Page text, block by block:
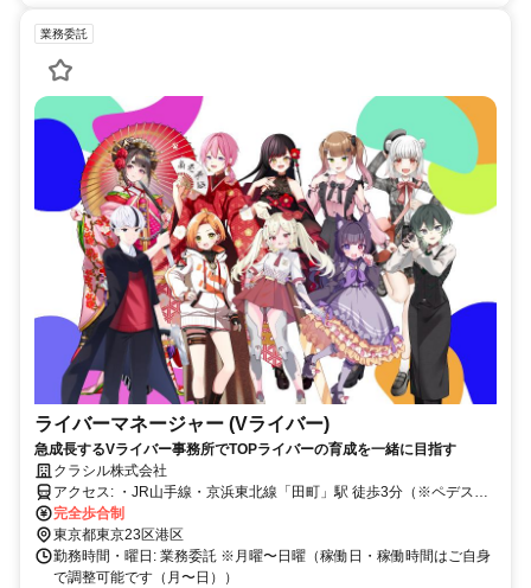
業務委託
ライバーマネージャー (Vライバー)
急成長するVライバー事務所でTOPライバーの育成を一緒に目指す
クラシル株式会社
アクセス: ・JR山手線・京浜東北線「田町」駅 徒歩3分（※ペデスト
リアンデッキー直結） ・都営三田線・浅草線「三田」駅 徒歩13分 ※
出社の場合​
完全歩合制
東京都東京23区港区
勤務時間・曜日: 業務委託 ※月曜〜日曜（稼働日・稼働時間はご自身
で調整可能です（月〜日））